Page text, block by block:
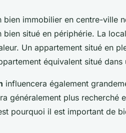
bien immobilier en centre-ville
bien situé en périphérie. La
Un appartement situé en
équivalent situé
influencera également
généralement plus recherché
pourquoi il est important de